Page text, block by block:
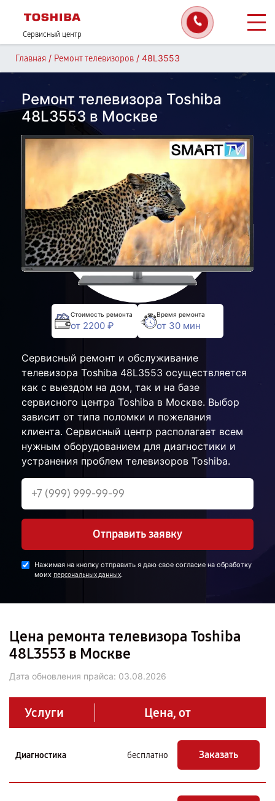
Сервисный центр
Главная / Ремонт телевизоров / 48L3553
Ремонт телевизора Toshiba
48L3553 в Москве
Стоимость ремонта
от 2200 ₽
Время ремонта
от 30 мин
Сервисный ремонт и обслуживание
телевизора Toshiba 48L3553 осуществляется
как с выездом на дом, так и на базе
сервисного центра Toshiba в Москве. Выбор
зависит от типа поломки и пожелания
клиента. Сервисный центр располагает всем
нужным оборудованием для диагностики и
устранения проблем телевизоров Toshiba.
Отправить заявку
Нажимая на кнопку отправить я даю свое согласие на обработку
моих персональных данных.
Цена ремонта телевизора Toshiba
48L3553 в Москве
Дата обновления прайса: 03.08.2026
Услуги Цена, от
Диагностика бесплатно Заказать